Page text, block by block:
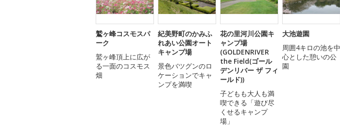
鷲ヶ峰コスモスパ
ーク
鷲ヶ峰頂上に広が
る一面のコスモス
畑
紀美野町のかみふ
れあい公園オート
キャンプ場
景色バツグンのロ
ケーションでキャ
ンプを満喫
花の里河川公園キ
ャンプ場
(GOLDENRIVER
the Field(ゴール
デンリバー ザ フィ
ールド))
子どもも大人も満
喫できる「遊び尽
くせるキャンプ
場」
大池遊園
周囲4キロの池を中
心とした憩いの公
園